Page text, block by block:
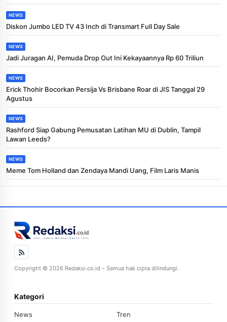
NEWS
Diskon Jumbo LED TV 43 Inch di Transmart Full Day Sale
NEWS
Jadi Juragan AI, Pemuda Drop Out Ini Kekayaannya Rp 60 Triliun
NEWS
Erick Thohir Bocorkan Persija Vs Brisbane Roar di JIS Tanggal 29
Agustus
NEWS
Rashford Siap Gabung Pemusatan Latihan MU di Dublin, Tampil
Lawan Leeds?
NEWS
Meme Tom Holland dan Zendaya Mandi Uang, Film Laris Manis
Copyright © 2026 Redaksi.co.id – Semua hak cipta dilindungi.
Kategori
News Tren